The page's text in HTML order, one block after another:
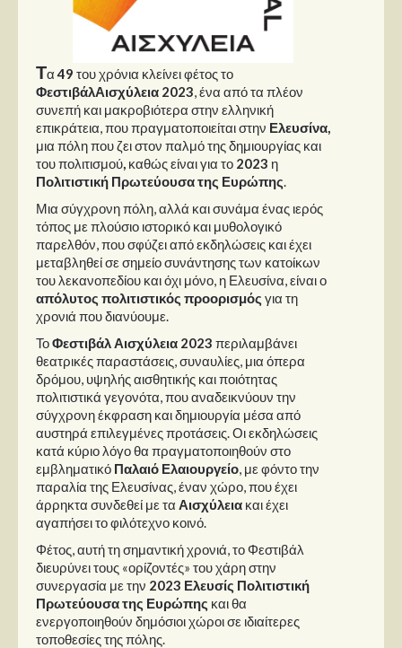
Ταινίες
Βιβλία
Video News
Καλλιτέχνες
Μουσικοί
Διάφοροι
Εκτός Συνόρων
Νέα
Στήλες
Polls
Small Talk
Blog
Τα49 του χρόνια κλείνει φέτος το
ΦεστιβάλΑισχύλεια 2023, ένα από τα πλέον
συνεπή και μακροβιότερα στην ελληνική
επικράτεια, που πραγματοποιείται στην Ελευσίνα,
μια πόλη που ζει στον παλμό της δημιουργίας και
του πολιτισμού, καθώς είναι για το 2023 η
Πολιτιστική Πρωτεύουσα της Ευρώπης.
Μια σύγχρονη πόλη, αλλά και συνάμα ένας ιερός
τόπος με πλούσιο ιστορικό και μυθολογικό
παρελθόν, που σφύζει από εκδηλώσεις και έχει
μεταβληθεί σε σημείο συνάντησης των κατοίκων
του λεκανοπεδίου και όχι μόνο, η Ελευσίνα, είναι ο
απόλυτος πολιτιστικός προορισμός για τη
χρονιά που διανύουμε.
ΤοΦεστιβάλ Αισχύλεια 2023 περιλαμβάνει
θεατρικές παραστάσεις, συναυλίες, μια όπερα
δρόμου, υψηλής αισθητικής και ποιότητας
πολιτιστικά γεγονότα, που αναδεικνύουν την
σύγχρονη έκφραση και δημιουργία μέσα από
αυστηρά επιλεγμένες προτάσεις. Οι εκδηλώσεις
κατά κύριο λόγο θα πραγματοποιηθούν στο
εμβληματικό Παλαιό Ελαιουργείο, με φόντο την
παραλία της Ελευσίνας, έναν χώρο, που έχει
άρρηκτα συνδεθεί με τα Αισχύλεια και έχει
αγαπήσει το φιλότεχνο κοινό.
Φέτος, αυτή τη σημαντική χρονιά, το Φεστιβάλ
διευρύνει τους «ορίζοντές» του χάρη στην
συνεργασία με την 2023 Ελευσίς Πολιτιστική
Πρωτεύουσα της Ευρώπης και θα
ενεργοποιηθούν δημόσιοι χώροι σε ιδιαίτερες
τοποθεσίες της πόλης.